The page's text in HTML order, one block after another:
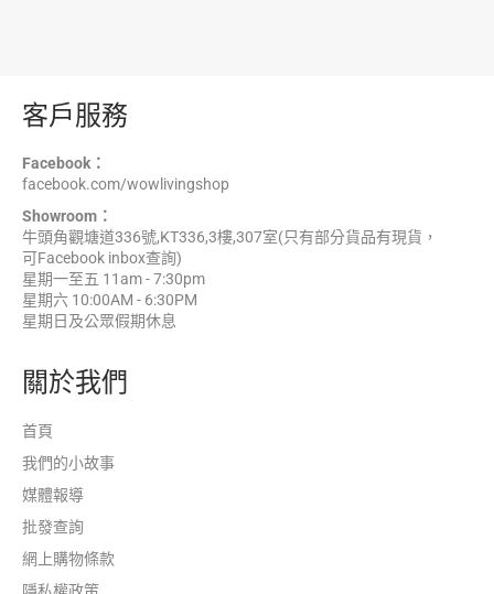
客戶服務
Facebook：
facebook.com/wowlivingshop
Showroom：
牛頭角觀塘道336號,KT336,3樓,307室(只有部分貨品有現貨，
可Facebook inbox查詢)
星期一至五 11am - 7:30pm
星期六 10:00AM - 6:30PM
星期日及公眾假期休息
關於我們
首頁
我們的小故事
媒體報導
批發查詢
網上購物條款
隱私權政策